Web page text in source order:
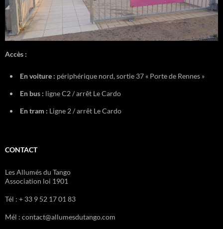
Accès :
En voiture : périphérique nord, sortie 37 « Porte de Rennes »
En bus : ligne C2 / arrêt Le Cardo
En tram : Ligne 2 / arrêt Le Cardo
CONTACT
Les Allumés du Tango
Association loi 1901
Tél : + 33 9 52 17 01 83
Mél : contact@allumesdutango.com